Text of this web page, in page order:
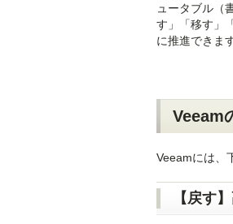
ュータブル（
す」「移す」
に推進できます
Veeam
Veeamには、
【戻す